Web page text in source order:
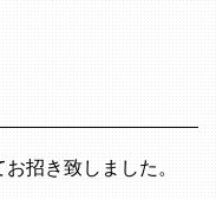
招き致しました。